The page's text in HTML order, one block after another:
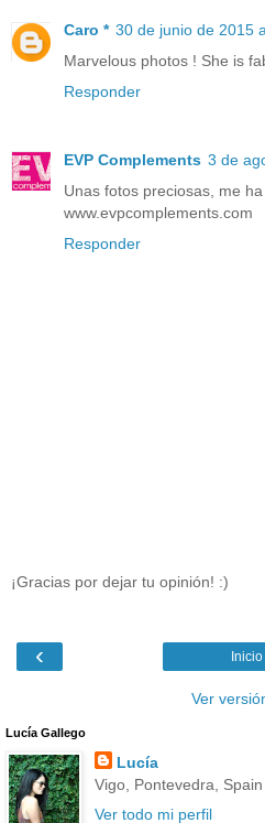
Caro * 30 de junio de 2015
Marvelous photos ! She is
Responder
EVP Complements 3 de
Unas fotos preciosas, me ha
www.evpcomplements.com
Responder
¡Gracias por dejar tu opinión! :)
‹ Inicio
Ver
Lucía Gallego
Lucía
Vigo, Pontevedra, Spain
Ver todo mi perfil